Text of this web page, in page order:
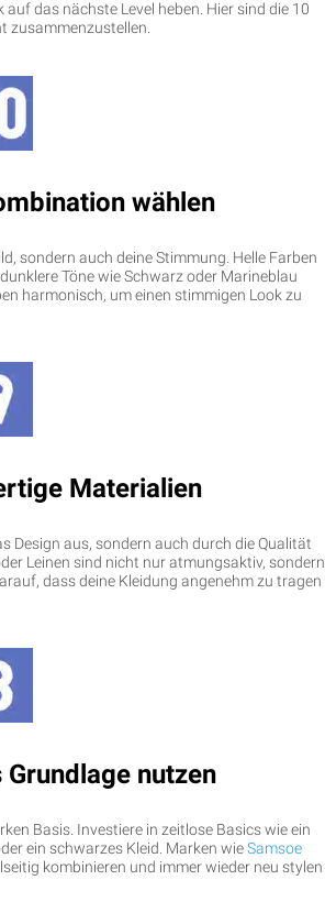
das nächste Level heben. Hier sind die 10
zusammenzustellen.
wählen
sondern auch deine Stimmung. Helle Farben
Töne wie Schwarz oder Marineblau
harmonisch, um einen stimmigen Look zu
Materialien
Design aus, sondern auch durch die Qualität
Leinen sind nicht nur atmungsaktiv, sondern
dass deine Kleidung angenehm zu tragen
nutzen
Basis. Investiere in zeitlose Basics wie ein
ein schwarzes Kleid. Marken wieSamsoe
kombinieren und immer wieder neu stylen